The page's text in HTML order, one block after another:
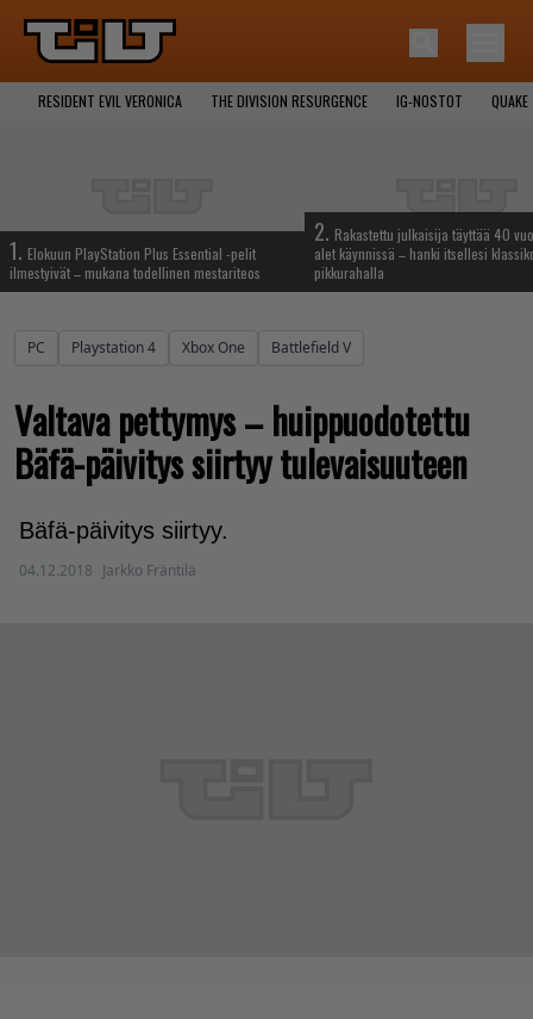
RESIDENT EVIL VERONICA THE DIVISION RESURGENCE IG-NOSTOT QUAKE
1. Elokuun PlayStation Plus Essential -pelit
ilmestyivät – mukana todellinen mestariteos
2. Rakastettu julkaisija täyttää 40
alet käynnissä – hanki itsellesi
pikkurahalla
PC Playstation 4 Xbox One Battlefield V
Valtava pettymys – huippuodotettu
Bäfä-päivitys siirtyy tulevaisuuteen
Bäfä-päivitys siirtyy.
04.12.2018 Jarkko Fräntilä